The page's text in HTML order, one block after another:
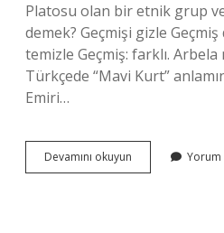
Platosu olan bir etnik grup
demek? Geçmişi gizle Geçmiş
temizle Geçmiş: farklı. Arbela
Türkçede “Mavi Kurt”
Emiri…
Devamını okuyun
Ne
Yorum